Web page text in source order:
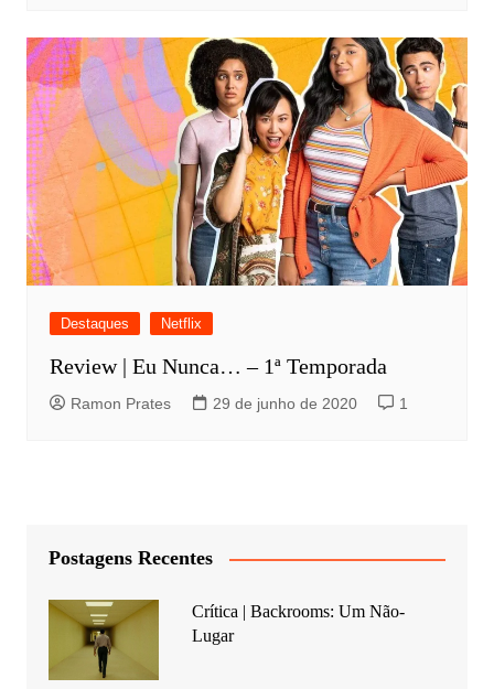
Destaques Netflix
Review | Eu Nunca… – 1ª Temporada
Ramon Prates 29 de junho de 2020 1
Postagens Recentes
Crítica | Backrooms: Um Não-
Lugar